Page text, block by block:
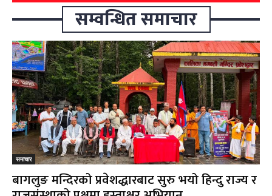
सम्वन्धित समाचार
समाचार
बागलुङ मन्दिरको प्रवेशद्धारबाट सुरु भयो हिन्दु राज्य र